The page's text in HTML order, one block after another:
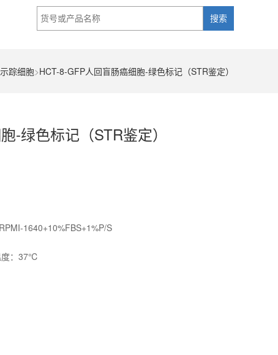
搜索
踪细胞>HCT-8-GFP人回盲肠癌细胞-绿色标记（STR鉴定）
-绿色标记（STR鉴定）
1640+10%FBS+1%P/S
度：37℃